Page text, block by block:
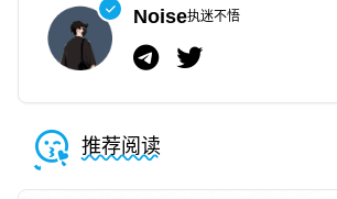
Noise执迷不悟
推荐阅读